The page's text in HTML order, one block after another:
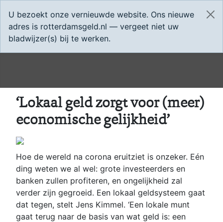
U bezoekt onze vernieuwde website. Ons nieuwe
adres is rotterdamsgeld.nl — vergeet niet uw
bladwijzer(s) bij te werken.
‘Lokaal geld zorgt voor (meer)
economische gelijkheid’
Hoe de wereld na corona eruitziet is onzeker. Eén
ding weten we al wel: grote investeerders en
banken zullen profiteren, en ongelijkheid zal
verder zijn gegroeid. Een lokaal geldsysteem gaat
dat tegen, stelt Jens Kimmel. ‘Een lokale munt
gaat terug naar de basis van wat geld is: een